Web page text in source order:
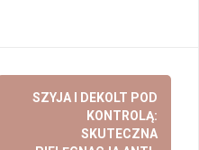
SZYJA I DEKOLT POD
KONTROLĄ:
SKUTECZNA